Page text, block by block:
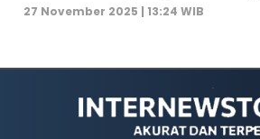
27 November 2025 | 13:24 WIB